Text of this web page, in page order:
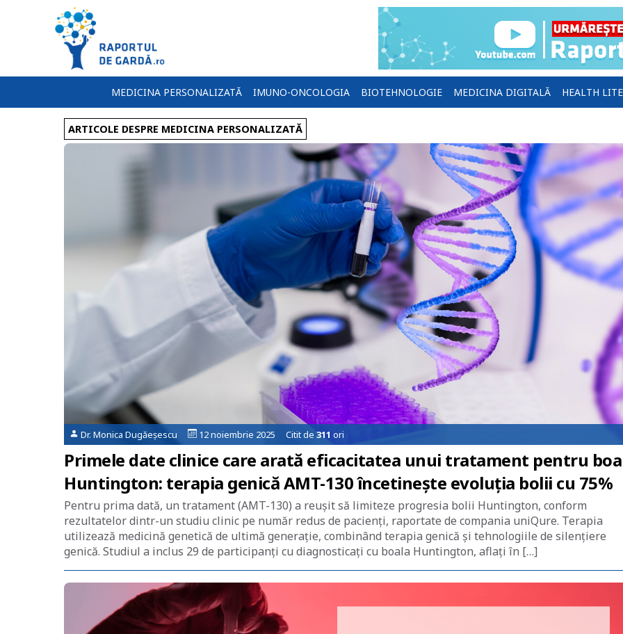
MEDICINA PERSONALIZATĂ IMUNO-ONCOLOGIA BIOTEHNOLOGIE MEDICINA DIGITALĂ HEALTH
ARTICOLE DESPRE MEDICINA PERSONALIZATĂ
Dr. Monica Dugăeșescu 12 noiembrie 2025 Citit de311 ori
Primele date clinice care arată eficacitatea unui tratament pentru
Huntington: terapia genică AMT-130 încetinește evoluția bolii cu 75%
Pentru prima dată, un tratament (AMT-130) a reușit să limiteze progresia bolii Huntington, conform
rezultatelor dintr-un studiu clinic pe număr redus de pacienţi, raportate de compania uniQure. Terapia
utilizează medicină genetică de ultimă generație, combinând terapia genică și tehnologiile de silențiere
genică. Studiul a inclus 29 de participanți cu diagnosticaţi cu boala Huntington, aflaţi în […]